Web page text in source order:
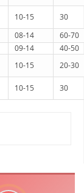
10-15
30
08-14
60-70
09-14
40-50
10-15 20-30
10-15 30